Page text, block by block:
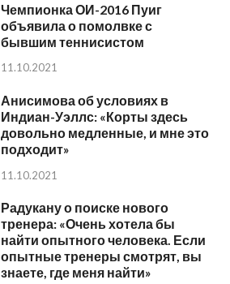
Чемпионка ОИ-2016 Пуиг
объявила о помолвке с
бывшим теннисистом
11.10.2021
Анисимова об условиях в
Индиан-Уэллс: «Корты здесь
довольно медленные, и мне это
подходит»
11.10.2021
Радукану о поиске нового
тренера: «Очень хотела бы
найти опытного человека. Если
опытные тренеры смотрят, вы
знаете, где меня найти»